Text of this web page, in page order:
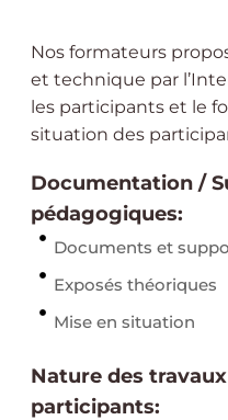
Nos formateurs
et technique par
les participants et le
situation des
Documentation /
pédagogiques:
Documents et
Exposés théoriques
Mise en situation
Nature des
participants: